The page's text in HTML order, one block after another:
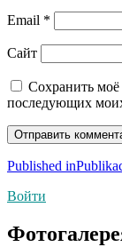
Email *
Сайт
Сохранить моё
последующих
Навигация
по
Published in
Войти